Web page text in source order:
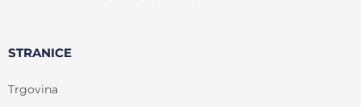
STRANICE
Trgovina